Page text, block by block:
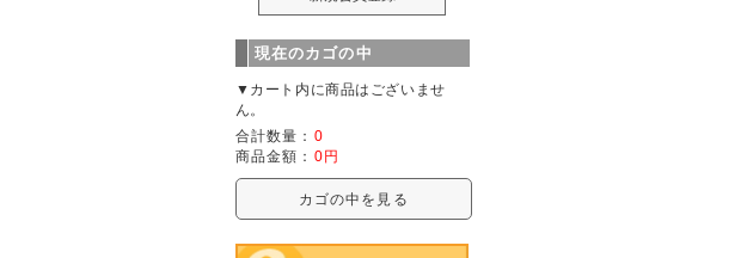
現在のカゴの中
▼カート内に商品はございませ
ん。
合計数量： 0
商品金額： 0円
カゴの中を見る